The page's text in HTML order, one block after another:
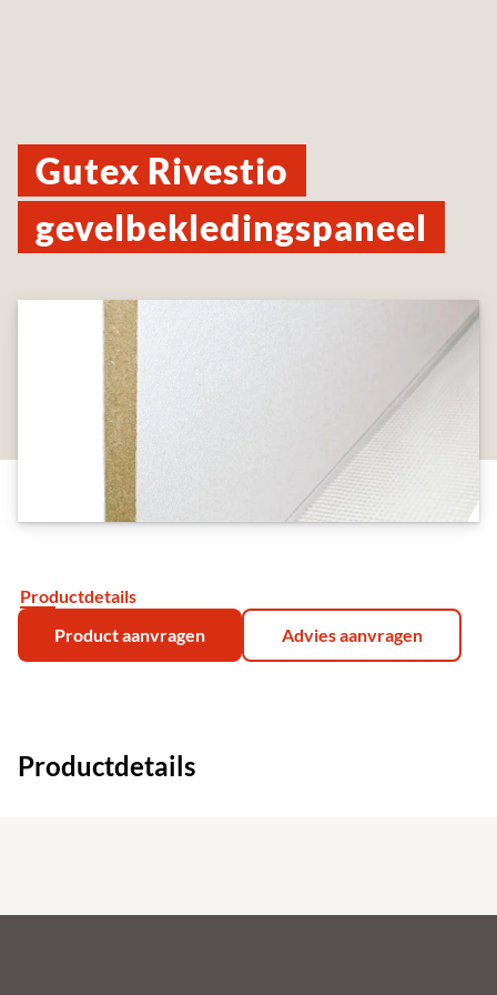
Gutex Rivestio
gevelbekledingspaneel
Productdetails
Product aanvragen
Advies aanvragen
Productdetails